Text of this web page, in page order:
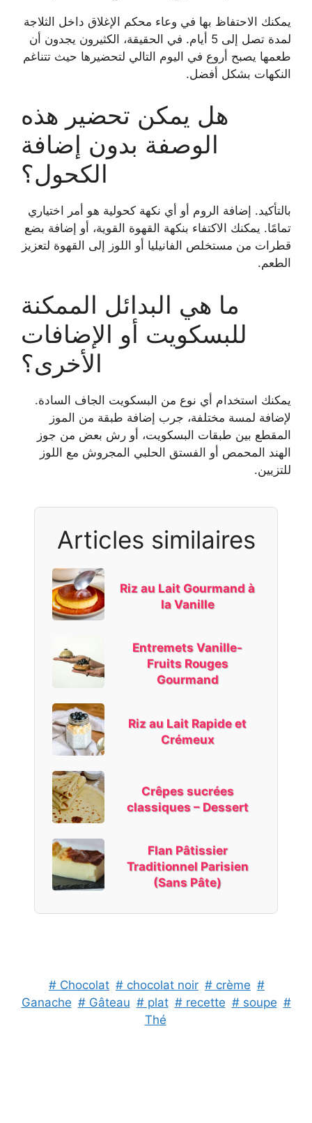
يمكنك الاحتفاظ بها في وعاء محكم الإغلاق داخل الثلاجة
لمدة تصل إلى 5 أيام. في الحقيقة، الكثيرون يجدون أن
طعمها يصبح أروع في اليوم التالي لتحضيرها حيث تتناغم
النكهات بشكل أفضل.
هل يمكن تحضير هذه
الوصفة بدون إضافة
الكحول؟
بالتأكيد. إضافة الروم أو أي نكهة كحولية هو أمر اختياري
تمامًا. يمكنك الاكتفاء بنكهة القهوة القوية، أو إضافة بضع
قطرات من مستخلص الفانيليا أو اللوز إلى القهوة لتعزيز
الطعم.
ما هي البدائل الممكنة
للبسكويت أو الإضافات
الأخرى؟
يمكنك استخدام أي نوع من البسكويت الجاف السادة.
لإضافة لمسة مختلفة، جرب إضافة طبقة من الموز
المقطع بين طبقات البسكويت، أو رش بعض من جوز
الهند المحمص أو الفستق الحلبي المجروش مع اللوز
للتزيين.
Articles similaires
Riz au Lait Gourmand à
la Vanille
Entremets Vanille-
Fruits Rouges
Gourmand
Riz au Lait Rapide et
Crémeux
Crêpes sucrées
classiques – Dessert
Flan Pâtissier
Traditionnel Parisien
(Sans Pâte)
# Chocolat # chocolat noir # crème #
Ganache # Gâteau # plat # recette # soupe #
Thé